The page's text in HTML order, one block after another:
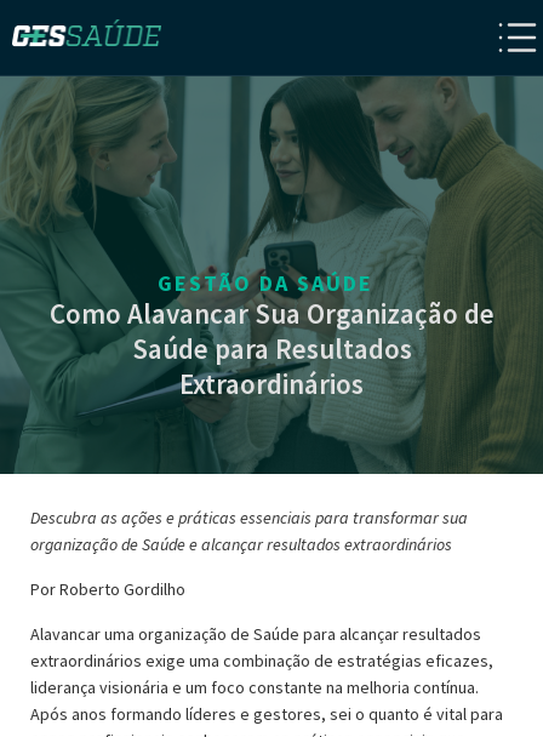
GESTÃO DA SAÚDE
Como Alavancar Sua Organização de
Saúde para Resultados
Extraordinários
Descubra as ações e práticas essenciais para transformar sua
organização de Saúde e alcançar resultados extraordinários
Por Roberto Gordilho
Alavancar uma organização de Saúde para alcançar resultados
extraordinários exige uma combinação de estratégias eficazes,
liderança visionária e um foco constante na melhoria contínua.
Após anos formando líderes e gestores, sei o quanto é vital para